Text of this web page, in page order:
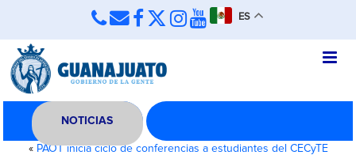
ES
NOTICIAS
« PAOT inicia ciclo de conferencias a estudiantes del CECyTE